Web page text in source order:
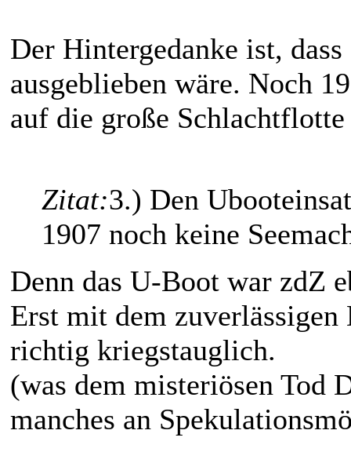
Der Hintergedanke ist,
ausgeblieben wäre. Noch
auf die große
Zitat:3.) Den
1907 noch keine
Denn das U-Boot war zdZ
Erst mit dem
richtig kriegstauglich.
(was dem misteriösen Tod
manches an